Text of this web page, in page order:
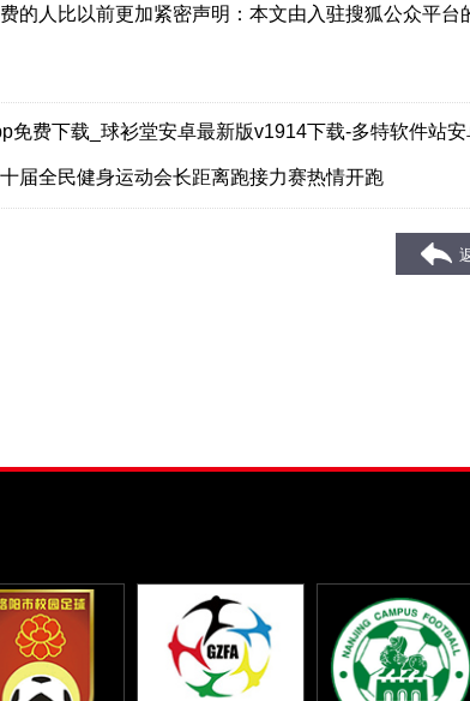
的人比以前更加紧密声明：本文由入驻搜狐公众平
免费下载_球衫堂安卓最新版v1914下载-多特软件站安
届全民健身运动会长距离跑接力赛热情开跑